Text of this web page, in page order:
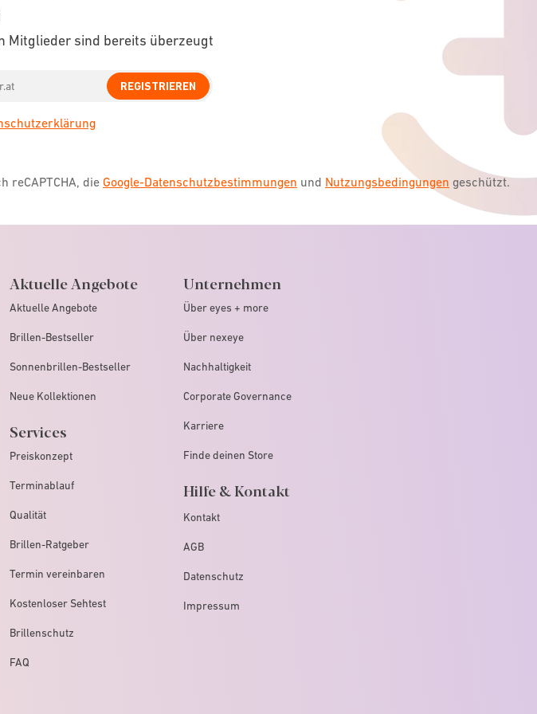
Mitglieder sind bereits überzeugt
REGISTRIEREN
reCAPTCHA, die Google-Datenschutzbestimmungen und Nutzungsbedingungen geschützt.
Aktuelle Angebote
Aktuelle Angebote
Brillen-Bestseller
Sonnenbrillen-Bestseller
Neue Kollektionen
Services
Preiskonzept
Terminablauf
Qualität
Brillen-Ratgeber
Termin vereinbaren
Kostenloser Sehtest
Brillenschutz
FAQ
Unternehmen
Über eyes + more
Über nexeye
Nachhaltigkeit
Corporate Governance
Karriere
Finde deinen Store
Hilfe & Kontakt
Kontakt
AGB
Datenschutz
Impressum